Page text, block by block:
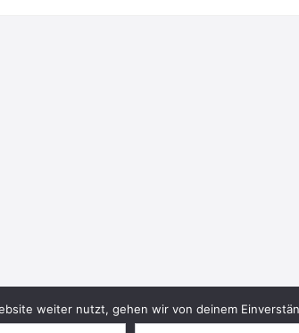
© 2026 Bookish Blades. All rights reserved.
weiter nutzt, gehen wir von deinem